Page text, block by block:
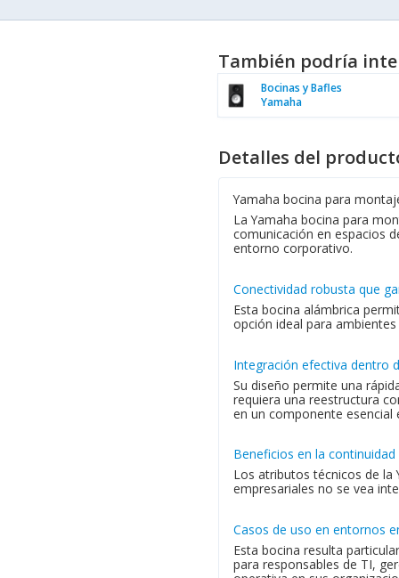
También podría
Bocinas y Bafles
Yamaha
Detalles del
Yamaha bocina para
La Yamaha bocina para
comunicación en espacios
entorno corporativo.
Conectividad robusta que
Esta bocina alámbrica
opción ideal para
Integración efectiva dentro
Su diseño permite una
requiera una reestructura
en un componente esencial
Beneficios en la
Los atributos técnicos de la
empresariales no se vea
Casos de uso en entornos
Esta bocina resulta
para responsables de TI,